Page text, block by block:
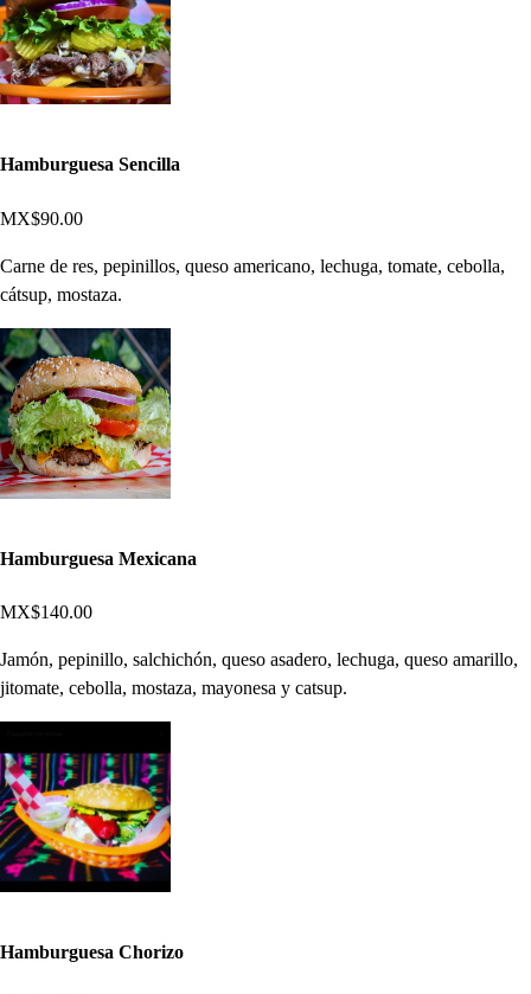
Hamburguesa Sencilla
MX$90.00
Carne de res, pepinillos, queso americano, lechuga, tomate, cebolla,
cátsup, mostaza.
Hamburguesa Mexicana
MX$140.00
Jamón, pepinillo, salchichón, queso asadero, lechuga, queso amarillo,
jitomate, cebolla, mostaza, mayonesa y catsup.
Hamburguesa Chorizo